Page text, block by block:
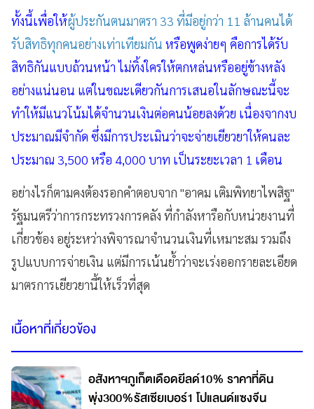
ทั้งนี้เพื่อให้ผู้ประกันตนมาตรา 33 ที่มีอยู่กว่า 11 ล้านคนได้
รับสิทธิทุกคนอย่างเท่าเทียมกัน หรือพูดง่ายๆ คือการได้รับ
สิทธิกันแบบถ้วนหน้า ไม่ทิ้งใครให้ตกหล่นหรืออยู่ข้างหลัง
อย่างแน่นอน แต่ในขณะเดียวกันการเสนอในลักษณะนี้จะ
ทำให้มีแนวโน้มได้จำนวนเงินต่อคนน้อยลงด้วย เนื่องจากงบ
ประมาณมีจำกัด ซึ่งมีการประเมินว่าจะจ่ายเยียวยาให้คนละ
ประมาณ 3,500 หรือ 4,000 บาท เป็นระยะเวลา 1 เดือน
อย่างไรก็ตามคงต้องรอกคำตอบจาก "อาคม เติมพิทยาไพสิฐ"
รัฐมนตรีว่าการกระทรวงการคลัง ที่กำลังหารือกับหน่วยงานที่
เกี่ยวข้อง อยู่ระหว่างพิจารณาจำนวนเงินที่เหมาะสม รวมถึง
รูปแบบการจ่ายเงิน แต่มีการเน้นย้ำว่าจะเร่งออกรายละเอียด
มาตรการเยียวยานี้ให้เร็วที่สุด
เนื้อหาที่เกี่ยวข้อง
อสังหาฯภูเก็ตเดือดยีลด์10% ราคาที่ดิน
พุ่ง300%รัสเซียเบอร์1 โปแลนด์แซงจีน